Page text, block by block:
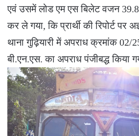
एवं उसमें लोड एम एस बिलेट वजन
कर ले गया, कि प्रार्थी की रिपोर्ट पर
थाना गुढ़ियारी में अपराध क्रमांक 02/
बी.एन.एस. का अपराध पंजीबद्ध किया